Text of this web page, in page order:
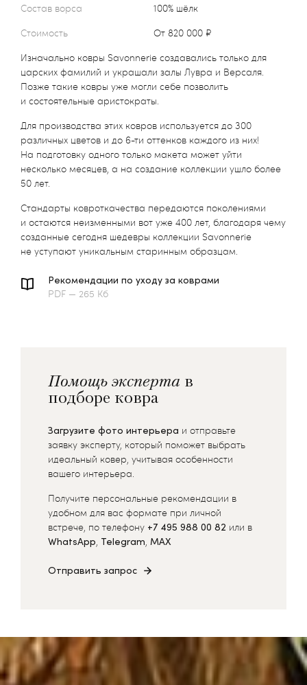
Состав ворса
100% шёлк
Стоимость
от 820 000 ₽
Изначально ковры Savonnerie создавались только для
царских фамилий и украшали залы Лувра и Версаля.
Позже такие ковры уже могли себе позволить
и состоятельные аристократы.
Для производства этих ковров используется до 300
различных цветов и до 6-ти оттенков каждого из них!
На подготовку одного только макета может уйти
несколько месяцев, а на создание коллекции ушло более
50 лет.
Стандарты ковроткачества передаются поколениями
и остаются неизменными вот уже 400 лет, благодаря чему
созданные сегодня шедевры коллекции Savonnerie
не уступают уникальным старинным образцам.
Рекомендации по уходу за коврами
PDF — 265 Кб
Помощь эксперта в
подборе ковра
Загрузите фото интерьера и отправьте
заявку эксперту, который поможет выбрать
идеальный ковер, учитывая особенности
вашего интерьера.
Получите персональные рекомендации в
удобном для вас формате при личной
встрече, по телефону +7 495 988 00 82 или в
WhatsApp, Telegram, MAX
Отправить запрос